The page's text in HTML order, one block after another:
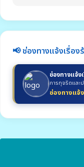
📢 ช่องทางแจ้งเรื่อ
ช่องทางแจ้ง
การทุจริตและ
ช่องทางแจ้